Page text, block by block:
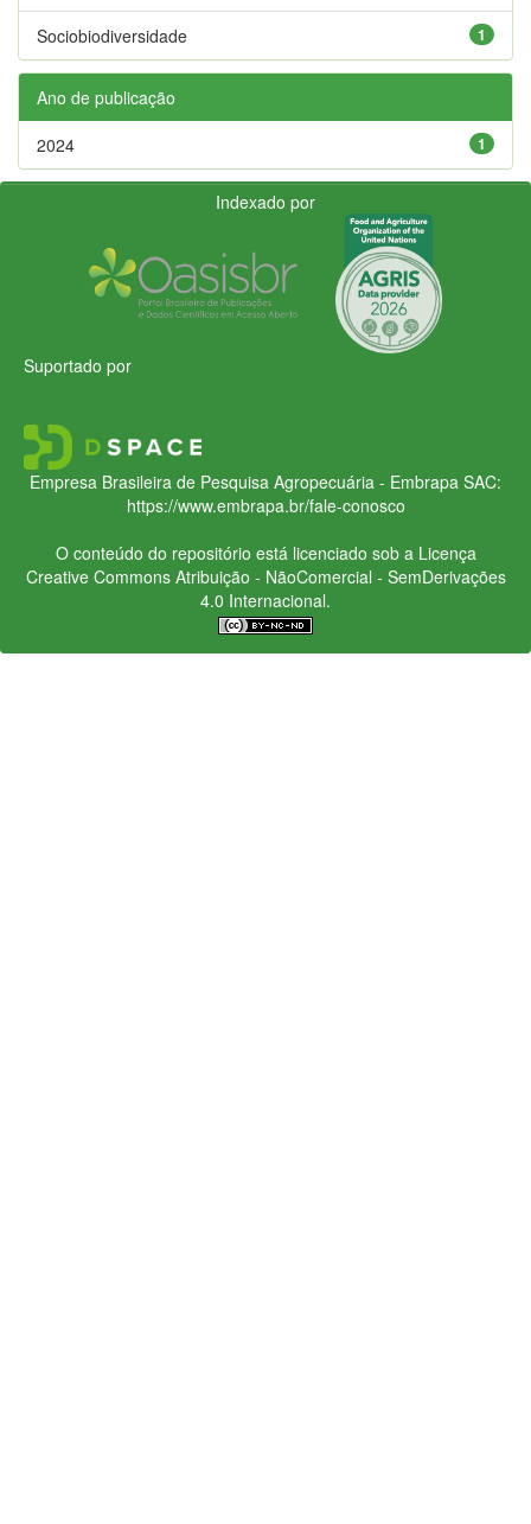
1
Sociobiodiversidade
Ano de publicação
1
2024
Indexado por
Suportado por
Empresa Brasileira de Pesquisa Agropecuária - Embrapa SAC:
https://www.embrapa.br/fale-conosco
O conteúdo do repositório está licenciado sob a Licença
Creative CommonsAtribuição - NãoComercial - SemDerivações
4.0 Internacional.